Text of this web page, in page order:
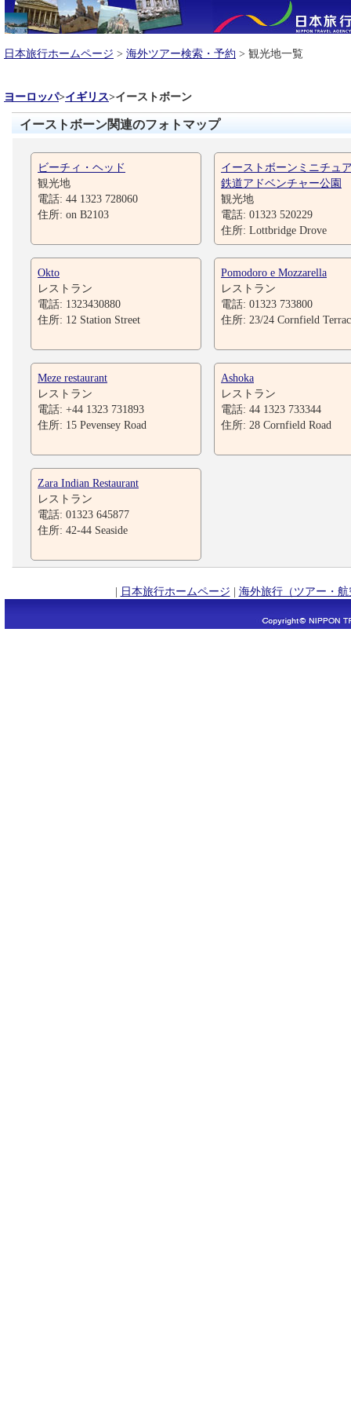
日本旅行ホームページ > 海外ツアー検索・予約 > 観光地一覧
ヨーロッパ>イギリス>イーストボーン
イーストボーン関連のフォトマップ
ビーチィ・ヘッド
観光地
電話: 44 1323 728060
住所: on B2103
イーストボーンミニチュ
鉄道アドベンチャー公園
観光地
電話: 01323 520229
住所: Lottbridge Drove
Okto
レストラン
電話: 1323430880
住所: 12 Station Street
Pomodoro e Mozzarella
レストラン
電話: 01323 733800
住所: 23/24 Cornfield
Meze restaurant
レストラン
電話: +44 1323 731893
住所: 15 Pevensey Road
Ashoka
レストラン
電話: 44 1323 733344
住所: 28 Cornfield Road
Zara Indian Restaurant
レストラン
電話: 01323 645877
住所: 42-44 Seaside
| 日本旅行ホームページ | 海外旅行（ツアー・航